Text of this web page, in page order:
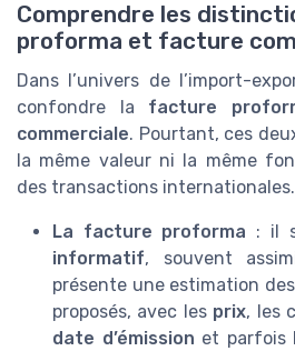
Comprendre les
proforma et facture
Dans l’univers de l’import-
confondre la facture
commerciale. Pourtant, ces
la même valeur ni la même
des transactions internationales.
La facture proforma : il
informatif, souvent
présente une estimation des
proposés, avec les prix, les
date d’émission et parfois